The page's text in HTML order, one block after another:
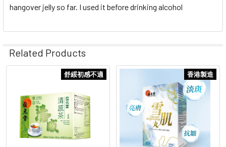
hangover jelly so far. I used it before drinking alcohol
Related Products
Related
Products
舒綏初感不適 香港製造